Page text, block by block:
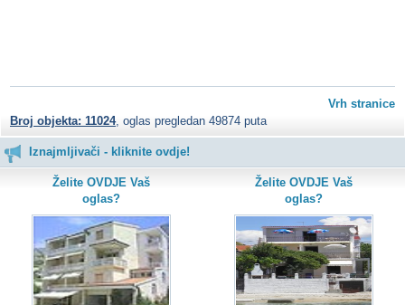
Vrh stranice
Broj objekta: 11024, oglas pregledan 49874 puta
Iznajmljivači - kliknite ovdje!
Želite OVDJE Vaš
oglas?
Želite OVDJE Vaš
oglas?